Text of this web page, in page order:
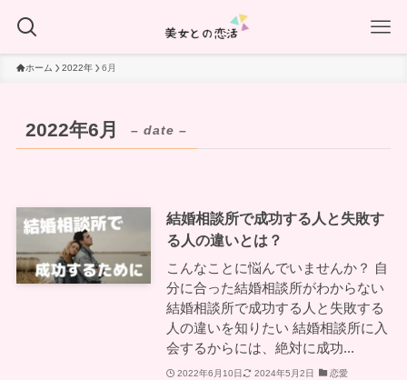
ホーム 2022年 6月
2022年6月 – date –
結婚相談所で成功する人と失敗す
る人の違いとは？
こんなことに悩んでいませんか？ 自
分に合った結婚相談所がわからない
結婚相談所で成功する人と失敗する
人の違いを知りたい 結婚相談所に入
会するからには、絶対に成功...
2022年6月10日 2024年5月2日 恋愛